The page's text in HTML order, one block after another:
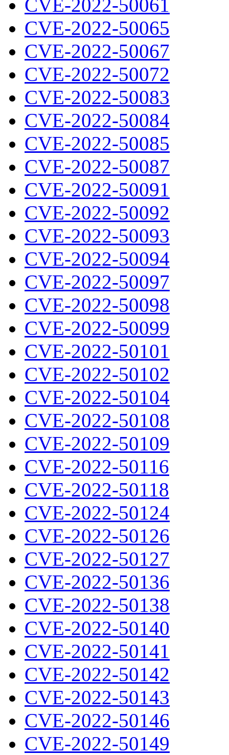
CVE-2022-50061
CVE-2022-50065
CVE-2022-50067
CVE-2022-50072
CVE-2022-50083
CVE-2022-50084
CVE-2022-50085
CVE-2022-50087
CVE-2022-50091
CVE-2022-50092
CVE-2022-50093
CVE-2022-50094
CVE-2022-50097
CVE-2022-50098
CVE-2022-50099
CVE-2022-50101
CVE-2022-50102
CVE-2022-50104
CVE-2022-50108
CVE-2022-50109
CVE-2022-50116
CVE-2022-50118
CVE-2022-50124
CVE-2022-50126
CVE-2022-50127
CVE-2022-50136
CVE-2022-50138
CVE-2022-50140
CVE-2022-50141
CVE-2022-50142
CVE-2022-50143
CVE-2022-50146
CVE-2022-50149